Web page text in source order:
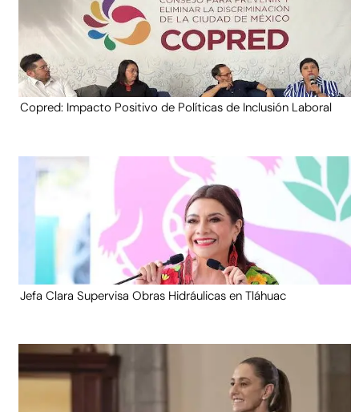
Copred: Impacto Positivo de Políticas de Inclusión Laboral
Jefa Clara Supervisa Obras Hidráulicas en Tláhuac